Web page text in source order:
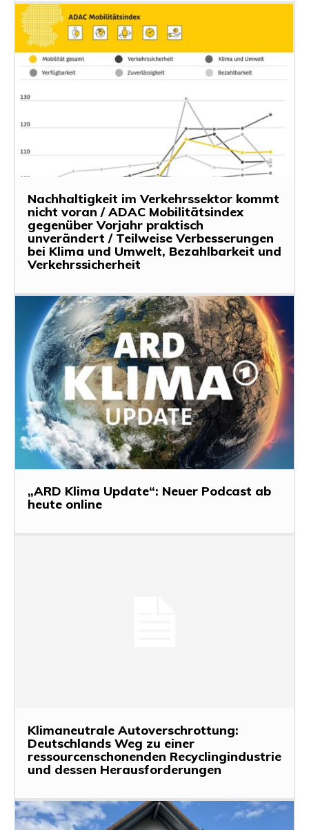
Nachhaltigkeit im Verkehrssektor kommt
nicht voran / ADAC Mobilitätsindex
gegenüber Vorjahr praktisch
unverändert / Teilweise Verbesserungen
bei Klima und Umwelt, Bezahlbarkeit und
Verkehrssicherheit
„ARD Klima Update“: Neuer Podcast ab
heute online
Klimaneutrale Autoverschrottung:
Deutschlands Weg zu einer
ressourcenschonenden Recyclingindustrie
und dessen Herausforderungen